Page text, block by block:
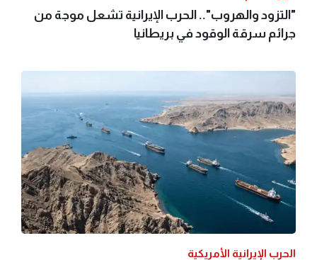
"التزود والهروب".. الحرب الإيرانية تشعل موجة من
جرائم سرقة الوقود في بريطانيا
الحرب الإيرانية الأمريكية